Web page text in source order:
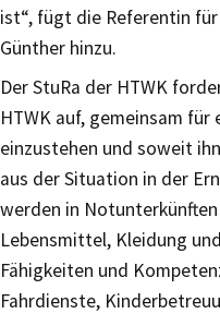
ist“, fügt die Referentin
Günther hinzu.
Der StuRa der HTWK
HTWK auf, gemeinsam
einzustehen und soweit
aus der Situation in der
werden in
Lebensmittel, Kleidung
Fähigkeiten und
Fahrdienste,